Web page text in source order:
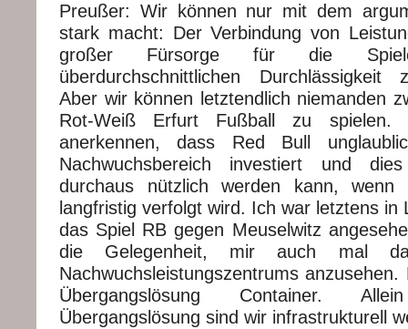
Preußer: Wir können nur mit dem
stark macht: Der Verbindung von
großer Fürsorge für die
überdurchschnittlichen Durchlässigkeit
Aber wir können letztendlich niemanden
Rot-Weiß Erfurt Fußball zu spielen.
anerkennen, dass Red Bull
Nachwuchsbereich investiert und
durchaus nützlich werden kann,
langfristig verfolgt wird. Ich war letztens in
das Spiel RB gegen Meuselwitz
die Gelegenheit, mir auch mal
Nachwuchsleistungszentrums
Übergangslösung Container.
Übergangslösung sind wir infrastrukturell